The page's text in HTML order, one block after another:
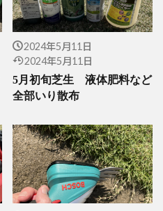
2024年5月11日
2024年5月11日
5月初旬芝生 液体肥料など
全部いり散布